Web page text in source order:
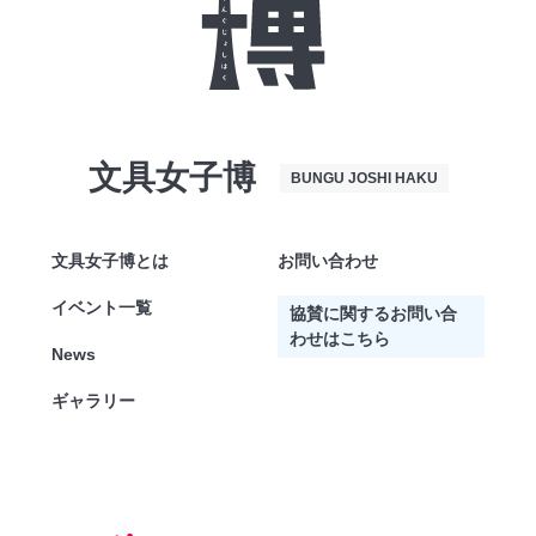
文具女子博 BUNGU JOSHI HAKU
文具女子博とは
イベント一覧
News
ギャラリー
お問い合わせ
協賛に関するお問い合
わせはこちら